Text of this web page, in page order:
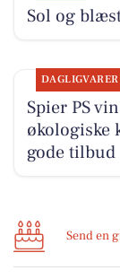
Sol og
DAGLIGVARER
Spier PS
økologiske
gode tilbud
Send en